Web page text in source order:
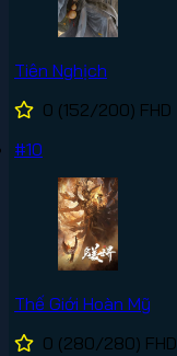
Tiên Nghịch
0 (152/200) FHD
#10
Thế Giới Hoàn Mỹ
0 (280/280) FHD